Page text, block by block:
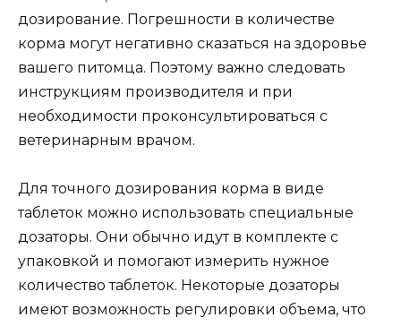
дозирование. Погрешности в количестве
корма могут негативно сказаться на здоровье
вашего питомца. Поэтому важно следовать
инструкциям производителя и при
необходимости проконсультироваться с
ветеринарным врачом.
Для точного дозирования корма в виде
таблеток можно использовать специальные
дозаторы. Они обычно идут в комплекте с
упаковкой и помогают измерить нужное
количество таблеток. Некоторые дозаторы
имеют возможность регулировки объема, что